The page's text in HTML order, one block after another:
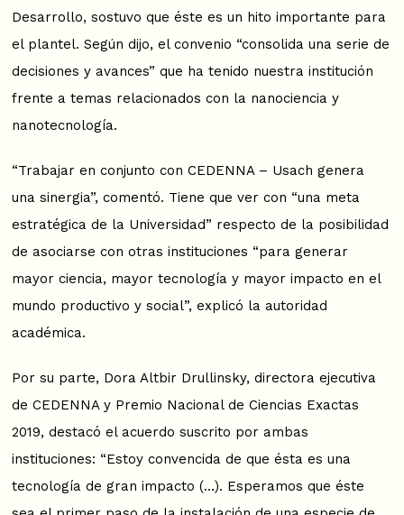
Desarrollo, sostuvo que éste es un hito importante para
el plantel. Según dijo, el convenio “consolida una serie de
decisiones y avances” que ha tenido nuestra institución
frente a temas relacionados con la nanociencia y
nanotecnología.
“Trabajar en conjunto con CEDENNA – Usach genera
una sinergia”, comentó. Tiene que ver con “una meta
estratégica de la Universidad” respecto de la posibilidad
de asociarse con otras instituciones “para generar
mayor ciencia, mayor tecnología y mayor impacto en el
mundo productivo y social”, explicó la autoridad
académica.
Por su parte, Dora Altbir Drullinsky, directora ejecutiva
de CEDENNA y Premio Nacional de Ciencias Exactas
2019, destacó el acuerdo suscrito por ambas
instituciones: “Estoy convencida de que ésta es una
tecnología de gran impacto (…). Esperamos que éste